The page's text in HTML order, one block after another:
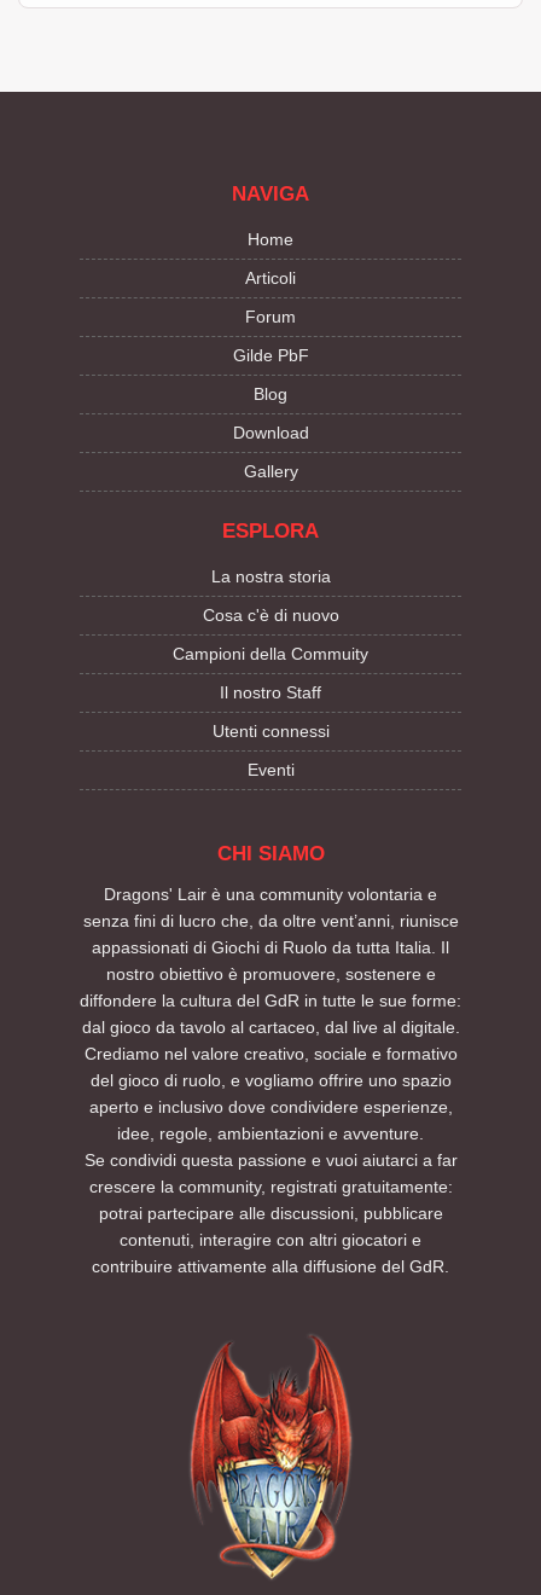
NAVIGA
Home
Articoli
Forum
Gilde PbF
Blog
Download
Gallery
ESPLORA
La nostra storia
Cosa c'è di nuovo
Campioni della Commuity
Il nostro Staff
Utenti connessi
Eventi
CHI SIAMO
Dragons' Lair è una community volontaria e
senza fini di lucro che, da oltre vent’anni, riunisce
appassionati di Giochi di Ruolo da tutta Italia. Il
nostro obiettivo è promuovere, sostenere e
diffondere la cultura del GdR in tutte le sue forme:
dal gioco da tavolo al cartaceo, dal live al digitale.
Crediamo nel valore creativo, sociale e formativo
del gioco di ruolo, e vogliamo offrire uno spazio
aperto e inclusivo dove condividere esperienze,
idee, regole, ambientazioni e avventure.
Se condividi questa passione e vuoi aiutarci a far
crescere la community, registrati gratuitamente:
potrai partecipare alle discussioni, pubblicare
contenuti, interagire con altri giocatori e
contribuire attivamente alla diffusione del GdR.